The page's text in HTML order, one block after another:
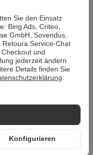
Konfigurieren
Sie den Einsatz
Bing Ads, Criteo,
GmbH, Sovendus,
Retoura Service-Chat
und
jederzeit ändern
Details finden Sie
.